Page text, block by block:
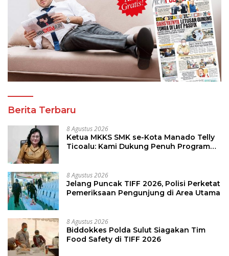
Berita Terbaru
8 Agustus 2026
Ketua MKKS SMK se-Kota Manado Telly
Ticoalu: Kami Dukung Penuh Program
8 Agustus 2026
Jelang Puncak TIFF 2026, Polisi Perketat
Pemeriksaan Pengunjung di Area Utama
8 Agustus 2026
Biddokkes Polda Sulut Siagakan Tim
Food Safety di TIFF 2026